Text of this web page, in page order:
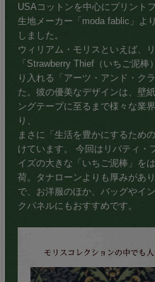
USAコットンを中心にプリント
生地メーカー「moda fablic」よ
しました。
ウィリアム・モリスといえば、
「Strawberry Thief（いちご泥
り入れる「アーツ・アンド・ク
た。彼の優美なデザインは、壁
ングテープに至るまで様々な業
り、
まさに「生活を豊かにするため
けています。 今回はリバティ・
イズの大きな「いちご泥棒」を
荷。タナローンよりも厚みがあ
で、お洋服のほか、バッグやイ
クパネルにもおすすめです。